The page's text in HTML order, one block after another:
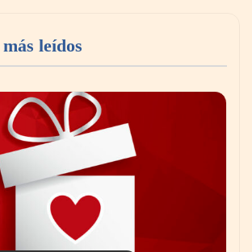
un festival internacional
cultura, familia y naturaleza
leídos